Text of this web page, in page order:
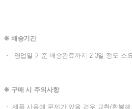
❊ 배송기간
・ 영업일 기준 배송완료까지 2-3일 정도 소
❊ 구매 시 주의사항
・ 제품 사용에 문제가 있을 경우 교환/환불